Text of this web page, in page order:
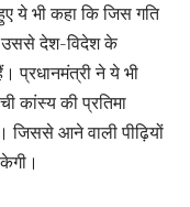
ये भी कहा कि जिस गति
उससे देश-विदेश के
प्रधानमंत्री ने ये भी
कांस्य की प्रतिमा
जिससे आने वाली पीढ़ियों